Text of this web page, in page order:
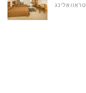
טראַוואַלינג